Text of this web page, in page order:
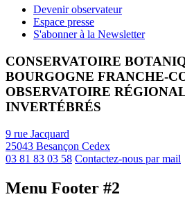
Devenir observateur
Espace presse
S'abonner à la Newsletter
CONSERVATOIRE
BOURGOGNE FRANCHE-
OBSERVATOIRE
INVERTÉBRÉS
9 rue Jacquard
25043 Besançon Cedex
03 81 83 03 58 Contactez-nous par mail
Menu Footer #2